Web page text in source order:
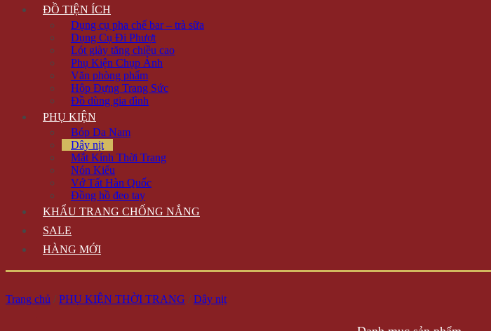
ĐỒ TIỆN ÍCH
Dụng cụ pha chế bar – trà sữa
Dụng Cụ Đi Phượt
Lót giày tăng chiều cao
Phụ Kiện Chụp Ảnh
Văn phòng phẩm
Hộp Đựng Trang Sức
Đồ dùng gia đình
PHỤ KIỆN
Bóp Da Nam
Dây nịt
Mắt Kính Thời Trang
Nón Kiểu
Vớ Tất Hàn Quốc
Đồng hồ đeo tay
KHẨU TRANG CHỐNG NẮNG
SALE
HÀNG MỚI
Trang chủ / PHỤ KIỆN THỜI TRANG / Dây nịt